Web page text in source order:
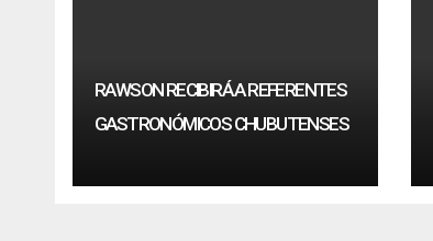
RAWSON RECIBIRÁ A REFERENTES
GASTRONÓMICOS CHUBUTENSES